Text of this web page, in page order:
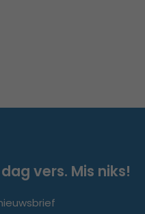
vers. Mis niks!